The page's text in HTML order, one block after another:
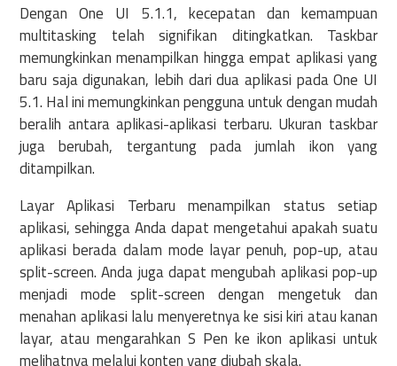
Dengan One UI 5.1.1, kecepatan dan kemampuan
multitasking telah signifikan ditingkatkan. Taskbar
memungkinkan menampilkan hingga empat aplikasi yang
baru saja digunakan, lebih dari dua aplikasi pada One UI
5.1. Hal ini memungkinkan pengguna untuk dengan mudah
beralih antara aplikasi-aplikasi terbaru. Ukuran taskbar
juga berubah, tergantung pada jumlah ikon yang
ditampilkan.
Layar Aplikasi Terbaru menampilkan status setiap
aplikasi, sehingga Anda dapat mengetahui apakah suatu
aplikasi berada dalam mode layar penuh, pop-up, atau
split-screen. Anda juga dapat mengubah aplikasi pop-up
menjadi mode split-screen dengan mengetuk dan
menahan aplikasi lalu menyeretnya ke sisi kiri atau kanan
layar, atau mengarahkan S Pen ke ikon aplikasi untuk
melihatnya melalui konten yang diubah skala.